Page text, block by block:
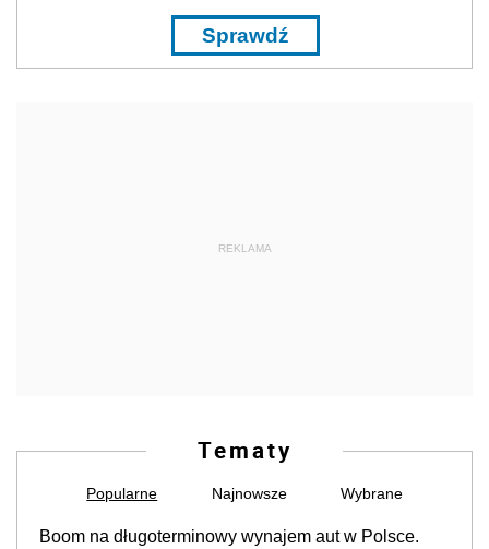
Sprawdź
REKLAMA
Tematy
Popularne Najnowsze Wybrane
Boom na długoterminowy wynajem aut w Polsce.